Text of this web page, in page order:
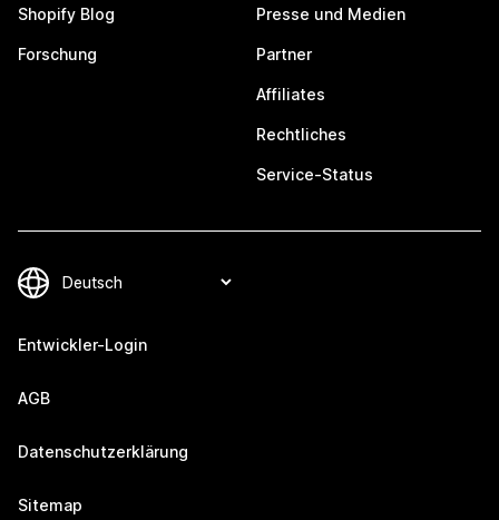
Shopify Blog
Forschung
Presse und Medien
Partner
Affiliates
Rechtliches
Service-Status
Entwickler-Login
AGB
Datenschutzerklärung
Sitemap